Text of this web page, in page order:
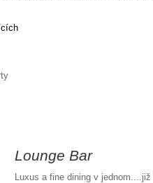
Lounge Bar
Luxus a fine dining v jednom....již